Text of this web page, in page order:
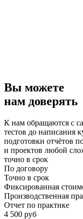
Вы можете
нам доверять
К нам обращаются с
тестов до написания
подготовки отчётов
и проектов любой
точно в срок
По договору
Точно в срок
Фиксированная
Производственная
Отчет по практике
4 500 руб